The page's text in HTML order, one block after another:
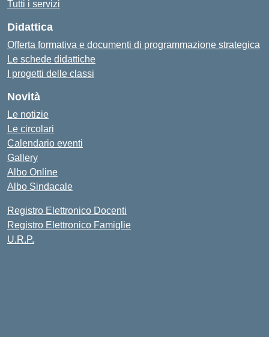
Tutti i servizi
Didattica
Offerta formativa e documenti di programmazione strategica
Le schede didattiche
I progetti delle classi
Novità
Le notizie
Le circolari
Calendario eventi
Gallery
Albo Online
Albo Sindacale
Registro Elettronico Docenti
Registro Elettronico Famiglie
U.R.P.